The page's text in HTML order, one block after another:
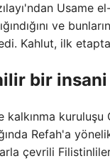
Usame
ve
Kahlut, ilk
bir
kalkınma
Refah'a
çevrili